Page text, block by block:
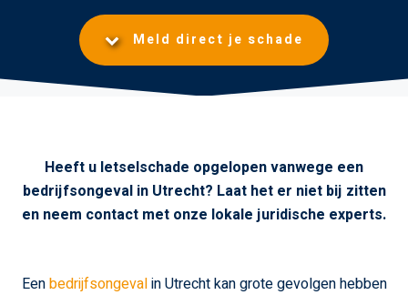
Meld direct je schade
Heeft u letselschade opgelopen vanwege een
bedrijfsongeval in Utrecht? Laat het er niet bij zitten
en neem contact met onze lokale juridische experts.
Eenbedrijfsongevalin Utrecht kan grote gevolgen hebben